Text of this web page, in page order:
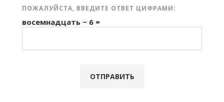
ПОЖАЛУЙСТА, ВВЕДИТЕ ОТВЕТ ЦИФРАМИ:
восемнадцать − 6 =